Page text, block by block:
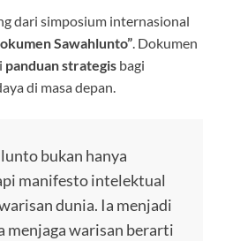
dari simposium internasional
Sawahlunto”. Dokumen
panduan strategis bagi
di masa depan.
bukan hanya
manifesto intelektual
dunia. Ia menjadi
menjaga warisan berarti